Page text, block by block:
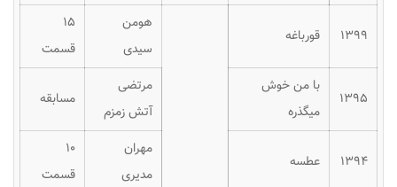
۱۳۹۹ قورباغه
هومن
سیدی
۱۵
قسمت
۱۳۹۵
با من خوش
میگذره
مرتضی
آتش زمزم
مسابقه
۱۳۹۴ عطسه
مهران
مدیری
۱۰
قسمت